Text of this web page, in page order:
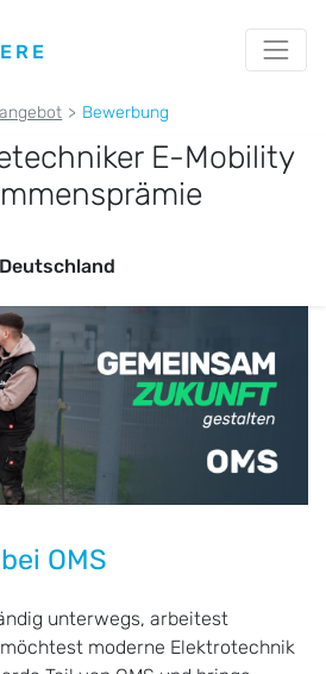
Bewerbung
E-Mobility
OMS
unterwegs, arbeitest
moderne Elektrotechnik